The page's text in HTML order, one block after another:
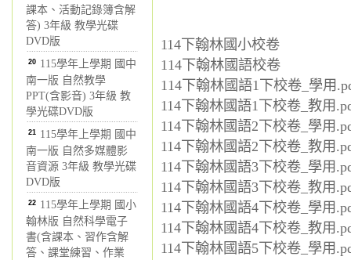
課本、活動記錄簿含解
答) 3年級 教學光碟
DVD版
20 115學年上學期 國中
南一版 自然教學
PPT(含影音) 3年級 教
學光碟DVD版
21 115學年上學期 國中
南一版 自然多媒體影
音資源 3年級 教學光碟
DVD版
22 115學年上學期 國小
翰林版 自然科學電子
書(含課本、習作含解
答、課堂練習、作業
114下翰林國小校卷
114下翰林國語校卷
114下翰林國語1下校卷_學用
114下翰林國語1下校卷_教用
114下翰林國語2下校卷_學用
114下翰林國語2下校卷_教用
114下翰林國語3下校卷_學用
114下翰林國語3下校卷_教用
114下翰林國語4下校卷_學用
114下翰林國語4下校卷_教用
114下翰林國語5下校卷_學用